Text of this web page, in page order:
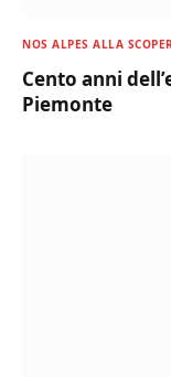
NOS ALPES ALLA
Cento anni
Piemonte